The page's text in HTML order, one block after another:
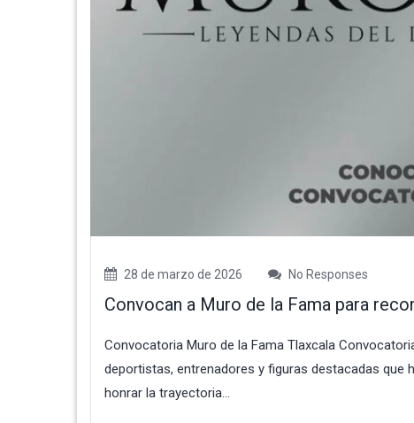
28 de marzo de 2026 No Responses
Convocan a Muro de la Fama para
Convocatoria Muro de la Fama Tlaxcala
deportistas, entrenadores y figuras destacadas que
honrar la trayectoria...